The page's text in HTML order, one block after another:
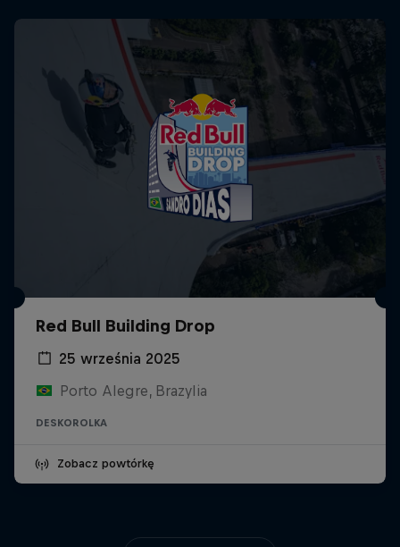
Red Bull Building Drop
25 września 2025
Porto Alegre, Brazylia
DESKOROLKA
Zobacz powtórkę